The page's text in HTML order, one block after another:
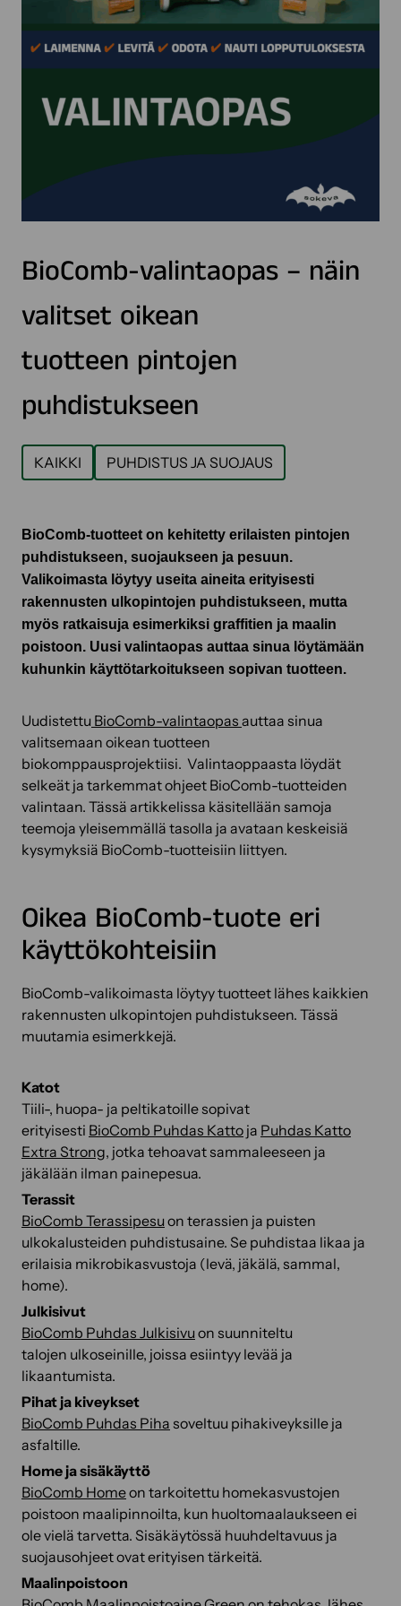
BioComb-valintaopas – näin
valitset oikean
tuotteen pintojen
puhdistukseen
KAIKKI PUHDISTUS JA SUOJAUS
BioComb-tuotteet on kehitetty erilaisten pintojen
puhdistukseen, suojaukseen ja pesuun.
Valikoimasta löytyy useita aineita erityisesti
rakennusten ulkopintojen puhdistukseen, mutta
myös ratkaisuja esimerkiksi graffitien ja maalin
poistoon. Uusi valintaopas auttaa sinua löytämään
kuhunkin käyttötarkoitukseen sopivan tuotteen.
Uudistettu BioComb-valintaopas auttaa sinua
valitsemaan oikean tuotteen
biokomppausprojektiisi. Valintaoppaasta löydät
selkeät ja tarkemmat ohjeet BioComb-tuotteiden
valintaan. Tässä artikkelissa käsitellään samoja
teemoja yleisemmällä tasolla ja avataan keskeisiä
kysymyksiä BioComb-tuotteisiin liittyen.
Oikea BioComb-tuote eri
käyttökohteisiin
BioComb-valikoimasta löytyy tuotteet lähes kaikkien
rakennusten ulkopintojen puhdistukseen. Tässä
muutamia esimerkkejä.
Katot
Tiili-, huopa- ja peltikatoille sopivat
erityisesti BioComb Puhdas Katto ja Puhdas Katto
Extra Strong, jotka tehoavat sammaleeseen ja
jäkälään ilman painepesua.
Terassit
BioComb Terassipesu on terassien ja puisten
ulkokalusteiden puhdistusaine. Se puhdistaa likaa ja
erilaisia mikrobikasvustoja (levä, jäkälä, sammal,
home).
Julkisivut
BioComb Puhdas Julkisivu on suunniteltu
talojen ulkoseinille, joissa esiintyy levää ja
likaantumista.
Pihat ja kiveykset
BioComb Puhdas Piha soveltuu pihakiveyksille ja
asfaltille.
Home ja sisäkäyttö
BioComb Homeon tarkoitettu homekasvustojen
poistoon maalipinnoilta, kun huoltomaalaukseen ei
ole vielä tarvetta. Sisäkäytössä huuhdeltavuus ja
suojausohjeet ovat erityisen tärkeitä.
Maalinpoistoon